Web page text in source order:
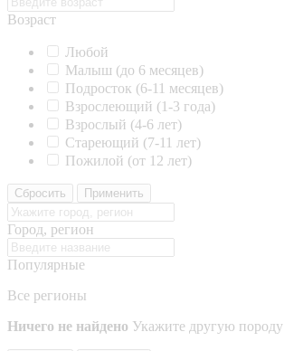
Возраст
Любой
Малыш (до 6 месяцев)
Подросток (6-11 месяцев)
Взрослеющий (1-3 года)
Взрослый (4-6 лет)
Стареющий (7-11 лет)
Пожилой (от 12 лет)
Сбросить Применить
Город, регион
Популярные
Все регионы
Ничего не найдено Укажите другую породу